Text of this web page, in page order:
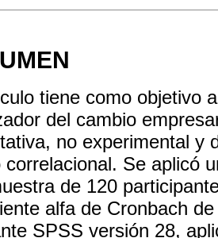
tiene como objetivo
del cambio
no experimental y
correlacional. Se aplicó
de 120
alfa de Cronbach
SPSS versión 28,